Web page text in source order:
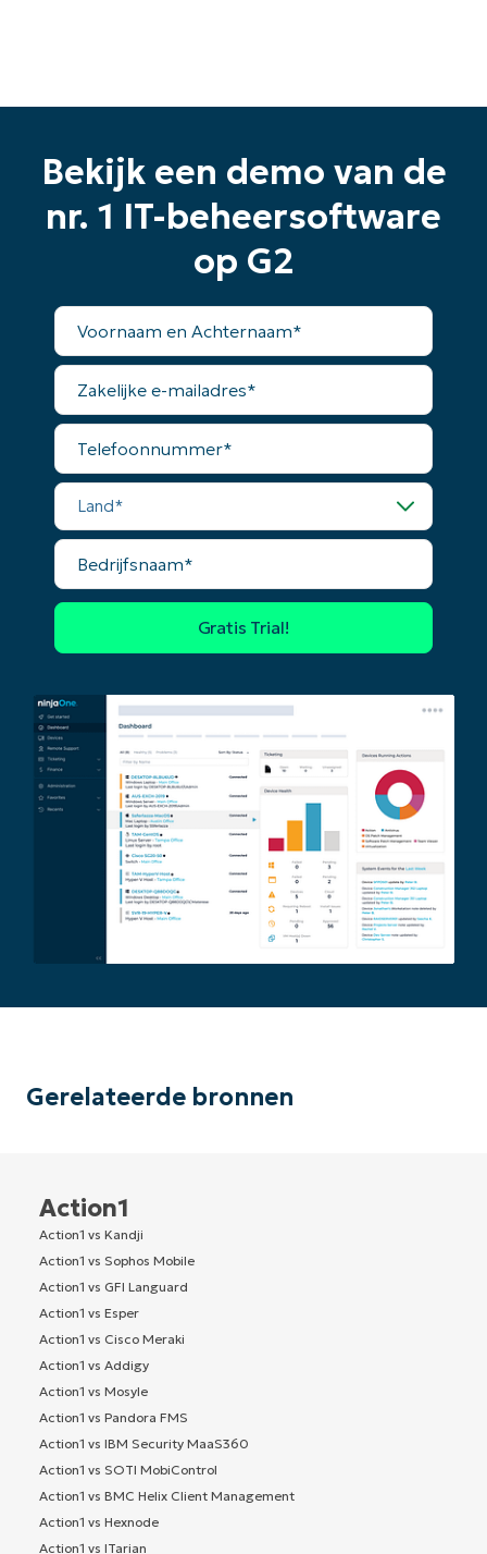
Bekijk een demo van de
nr. 1 IT-beheersoftware
op G2
Voornaam
Achternaam*
Zakelijke
mailadres*
Telefoonnummer*
Land*
Bedrijfsnaam*
Gerelateerde bronnen
Action1
Action1 vs Kandji
Action1 vs Sophos Mobile
Action1 vs GFI Languard
Action1 vs Esper
Action1 vs Cisco Meraki
Action1 vs Addigy
Action1 vs Mosyle
Action1 vs Pandora FMS
Action1 vs IBM Security MaaS360
Action1 vs SOTI MobiControl
Action1 vs BMC Helix Client Management
Action1 vs Hexnode
Action1 vs ITarian
Begin uw proefperiode van 14
dagen
Geen creditcard nodig, volledige toegang tot alle
functies
last
name*
Business
email*
Phone
number*
Land
Company
name*